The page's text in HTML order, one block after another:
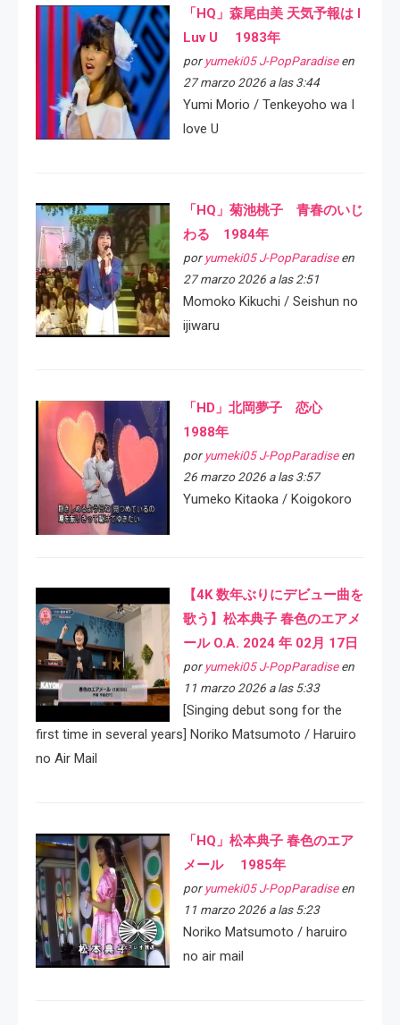
「HQ」森尾由美 天気予報は I
Luv U 1983年
por yumeki05 J-PopParadiseen
27 marzo 2026 a las 3:44
Yumi Morio / Tenkeyoho wa I
love U
「HQ」菊池桃子 青春のいじ
わる 1984年
por yumeki05 J-PopParadiseen
27 marzo 2026 a las 2:51
Momoko Kikuchi / Seishun no
ijiwaru
「HD」北岡夢子 恋心
1988年
por yumeki05 J-PopParadiseen
26 marzo 2026 a las 3:57
Yumeko Kitaoka / Koigokoro
【4K 数年ぶりにデビュー曲を
歌う】松本典子 春色のエアメ
ール O.A. 2024 年 02月 17日
por yumeki05 J-PopParadiseen
11 marzo 2026 a las 5:33
[Singing debut song for the
first time in several years] Noriko Matsumoto / Haruiro
no Air Mail
「HQ」松本典子 春色のエア
メール 1985年
por yumeki05 J-PopParadiseen
11 marzo 2026 a las 5:23
Noriko Matsumoto / haruiro
no air mail